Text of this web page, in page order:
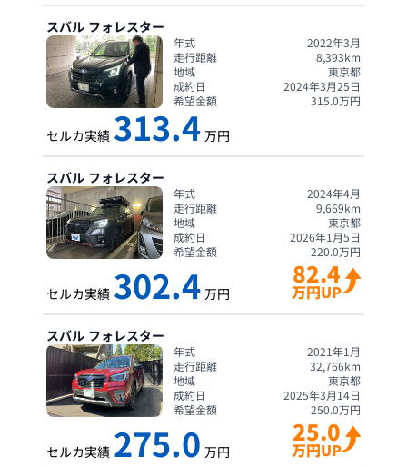
スバル フォレスター
年式
2022年3月
走行距離
8,393km
地域
東京都
成約日
2024年3月25日
希望金額
315.0万円
セルカ実績 313.4 万円
スバル フォレスター
年式
2024年4月
走行距離
9,669km
地域
東京都
成約日
2026年1月5日
希望金額
220.0万円
セルカ実績 302.4 万円
82.4
万円UP
スバル フォレスター
年式
2021年1月
走行距離
32,766km
地域
東京都
成約日
2025年3月14日
希望金額
250.0万円
セルカ実績 275.0 万円
25.0
万円UP